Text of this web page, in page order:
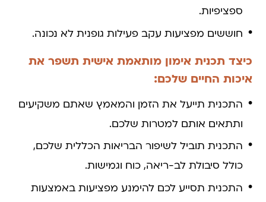
ספציפיות.
חוששים מפציעות עקב פעילות גופנית לא נכונה.
כיצד תכנית אימון מותאמת אישית תשפר את
איכות החיים שלכם:
התכנית תייעל את הזמן והמאמץ שאתם משקיעים
ותתאים אותם למטרות שלכם.
התכנית תוביל לשיפור הבריאות הכללית שלכם,
כולל סיבולת לב-ריאה, כוח וגמישות.
התכנית תסייע לכם להימנע מפציעות באמצעות